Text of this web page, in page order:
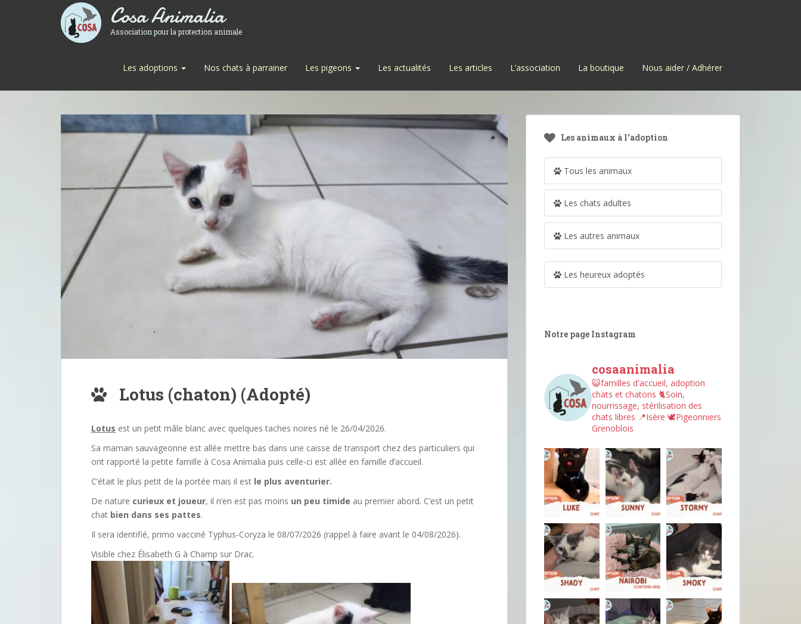
Cosa Animalia
Association pour la protection animale
Les adoptions Nos chats à parrainer Les pigeons Les actualités Les articles L’association La boutique Nous aider / Adhérer
Lotus (chaton) (Adopté)
Lotus est un petit mâle blanc avec quelques taches noires né le 26/04/2026.
Sa maman sauvageonne est allée mettre bas dans une caisse de transport chez des particuliers qui
ont rapporté la petite famille à Cosa Animalia puis celle-ci est allée en famille d’accueil.
C’était le plus petit de la portée mais il est le plus aventurier.
De nature curieux et joueur, il n’en est pas moins un peu timide au premier abord. C’est un petit
chat bien dans ses pattes.
Il sera identifié, primo vacciné Typhus-Coryza le 08/07/2026 (rappel à faire avant le 04/08/2026).
Visible chez Élisabeth G à Champ sur Drac.
Les animaux à l’adoption
Tous les animaux
Les chats adultes
Les autres animaux
Les heureux adoptés
Notre page Instagram
cosaanimalia
😺familles d'accueil, adoption
chats et chatons 🐈Soin,
nourrissage, stérilisation des
chats libres 📍Isère 🕊︎Pigeonniers
Grenoblois